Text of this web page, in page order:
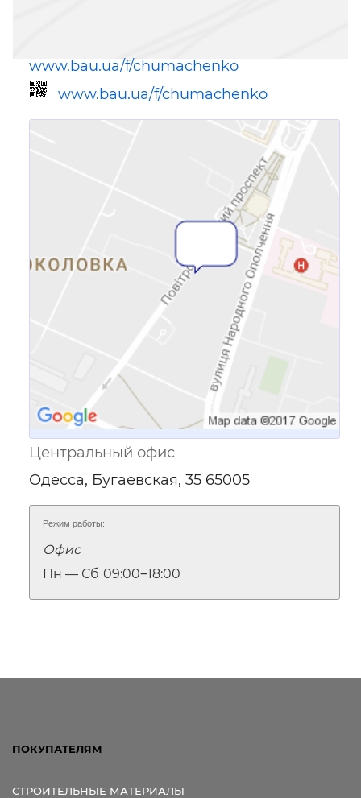
www.bau.ua/f/chumachenko
www.bau.ua/f/chumachenko
Ссылка для мобильных устройств
Центральный офис
Одесса, Бугаевская, 35 65005
Режим работы:
Офис
Пн — Сб 09:00‒18:00
ПОКУПАТЕЛЯМ
СТРОИТЕЛЬНЫЕ МАТЕРИАЛЫ